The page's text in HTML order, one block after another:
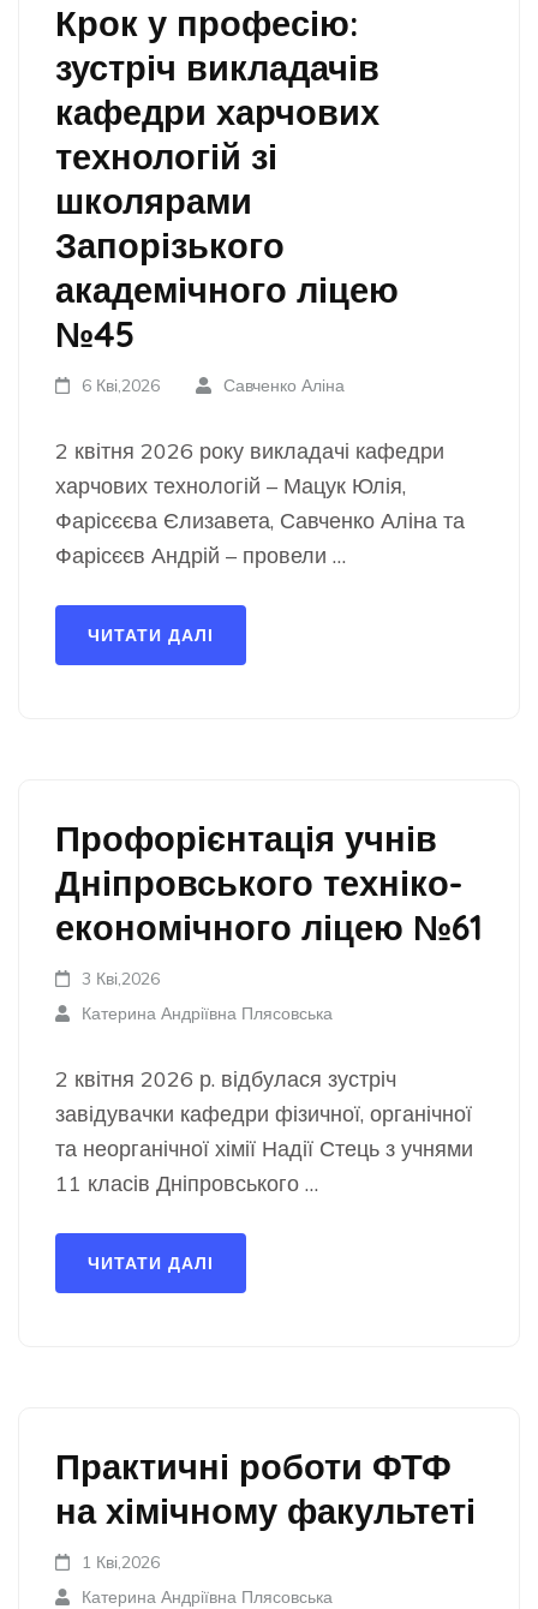
Крок у професію:
зустріч викладачів
кафедри харчових
технологій зі
школярами
Запорізького
академічного ліцею
№45
6 Кві,2026 Савченко Аліна
2 квітня 2026 року викладачі кафедри
харчових технологій – Мацук Юлія,
Фарісєєва Єлизавета, Савченко Аліна та
Фарісєєв Андрій – провели …
ЧИТАТИ ДАЛІ
Профорієнтація учнів
Дніпровського техніко-
економічного ліцею №61
3 Кві,2026
Катерина Андріївна Плясовська
2 квітня 2026 р. відбулася зустріч
завідувачки кафедри фізичної, органічної
та неорганічної хімії Надії Стець з учнями
11 класів Дніпровського …
ЧИТАТИ ДАЛІ
Практичні роботи ФТФ
на хімічному факультеті
1 Кві,2026
Катерина Андріївна Плясовська